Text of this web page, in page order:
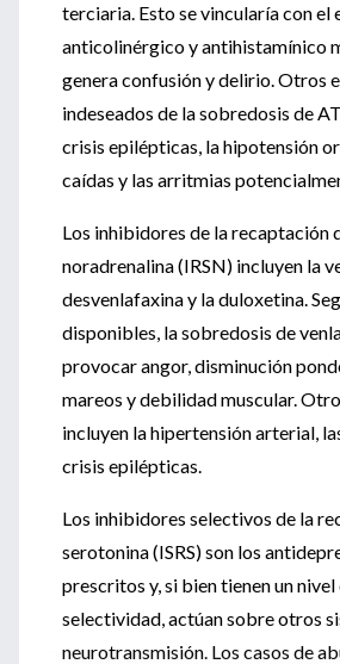
terciaria. Esto se vincularía con el
anticolinérgico y antihistamínico
genera confusión y delirio. Otros
indeseados de la sobredosis de
crisis epilépticas, la hipotensión
caídas y las arritmias
Los inhibidores de la recaptación
noradrenalina (IRSN) incluyen la
desvenlafaxina y la duloxetina.
disponibles, la sobredosis de
provocar angor, disminución
mareos y debilidad muscular.
incluyen la hipertensión arterial,
crisis epilépticas.
Los inhibidores selectivos de la
serotonina (ISRS) son los
prescritos y, si bien tienen un
selectividad, actúan sobre otros
neurotransmisión. Los casos de